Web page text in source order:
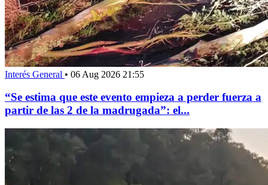
Interés General • 06 Aug 2026 21:55
“Se estima que este evento empieza a perder fuerza a
partir de las 2 de la madrugada”: el...